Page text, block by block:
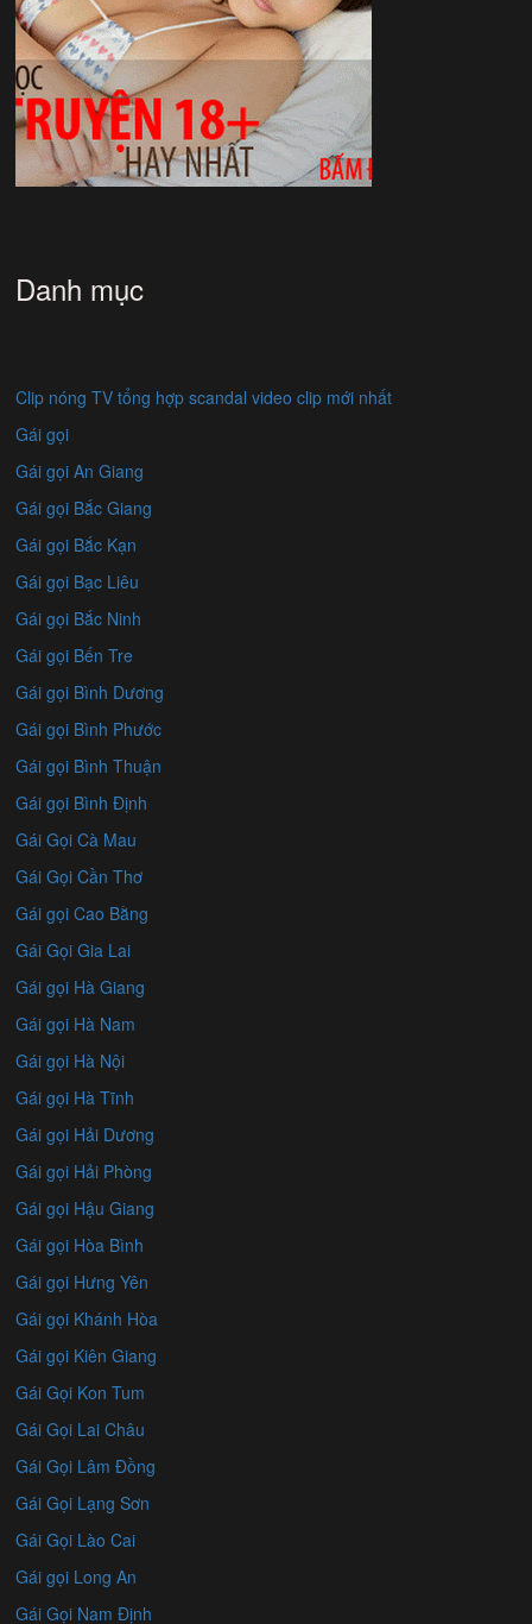
Danh mục
Clip nóng TV tổng hợp scandal video clip mới nhất
Gái gọi
Gái gọi An Giang
Gái gọi Bắc Giang
Gái gọi Bắc Kạn
Gái gọi Bạc Liêu
Gái gọi Bắc Ninh
Gái gọi Bến Tre
Gái gọi Bình Dương
Gái gọi Bình Phước
Gái gọi Bình Thuận
Gái gọi Bình Định
Gái Gọi Cà Mau
Gái Gọi Cần Thơ
Gái gọi Cao Bằng
Gái Gọi Gia Lai
Gái gọi Hà Giang
Gái gọi Hà Nam
Gái gọi Hà Nội
Gái gọi Hà Tĩnh
Gái gọi Hải Dương
Gái gọi Hải Phòng
Gái gọi Hậu Giang
Gái gọi Hòa Bình
Gái gọi Hưng Yên
Gái gọi Khánh Hòa
Gái gọi Kiên Giang
Gái Gọi Kon Tum
Gái Gọi Lai Châu
Gái Gọi Lâm Đồng
Gái Gọi Lạng Sơn
Gái Gọi Lào Cai
Gái gọi Long An
Gái Gọi Nam Định